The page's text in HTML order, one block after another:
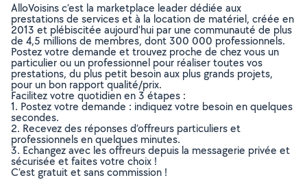
AlloVoisins c’est la marketplace leader dédiée aux
prestations de services et à la location de matériel, créée en
2013 et plébiscitée aujourd’hui par une communauté de plus
de 4,5 millions de membres, dont 300 000 professionnels.
Postez votre demande et trouvez proche de chez vous un
particulier ou un professionnel pour réaliser toutes vos
prestations, du plus petit besoin aux plus grands projets,
pour un bon rapport qualité/prix.
Facilitez votre quotidien en 3 étapes :
1. Postez votre demande : indiquez votre besoin en quelques
secondes.
2. Recevez des réponses d’offreurs particuliers et
professionnels en quelques minutes.
3. Echangez avec les offreurs depuis la messagerie privée et
sécurisée et faites votre choix !
C’est gratuit et sans commission !